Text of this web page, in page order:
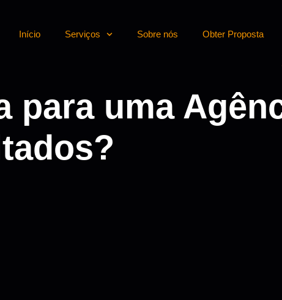
Início Serviços Sobre nós Obter Proposta
para uma